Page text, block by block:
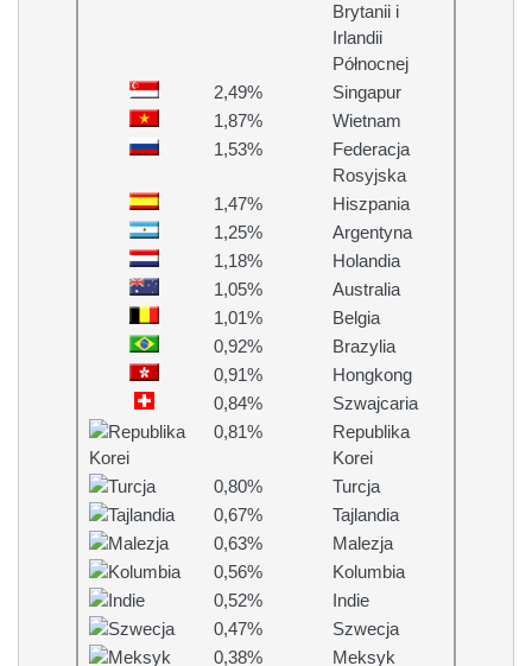
Brytanii i
Irlandii
Północnej
2,49%
Singapur
1,87%
Wietnam
1,53%
Federacja
Rosyjska
1,47%
Hiszpania
1,25%
Argentyna
1,18%
Holandia
1,05%
Australia
1,01%
Belgia
0,92%
Brazylia
0,91%
Hongkong
0,84%
Szwajcaria
0,81%
Republika
Korei
0,80%
Turcja
0,67%
Tajlandia
0,63%
Malezja
0,56%
Kolumbia
0,52%
Indie
0,47%
Szwecja
0,38%
Meksyk